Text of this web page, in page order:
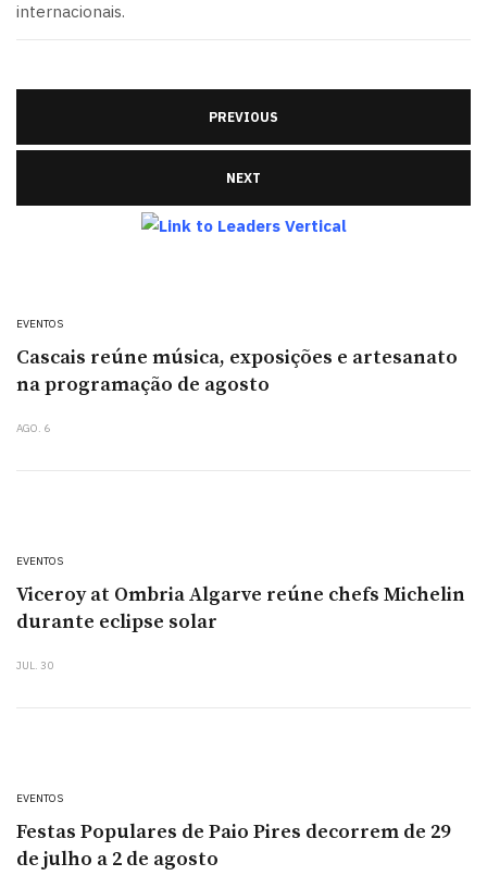
internacionais.
PREVIOUS
NEXT
EVENTOS
Cascais reúne música, exposições e artesanato
na programação de agosto
AGO. 6
EVENTOS
Viceroy at Ombria Algarve reúne chefs Michelin
durante eclipse solar
JUL. 30
EVENTOS
Festas Populares de Paio Pires decorrem de 29
de julho a 2 de agosto